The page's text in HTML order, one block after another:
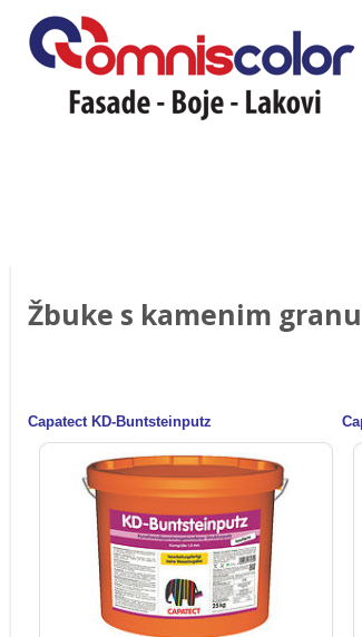
Žbuke s kamenim
Capatect KD-Buntsteinputz